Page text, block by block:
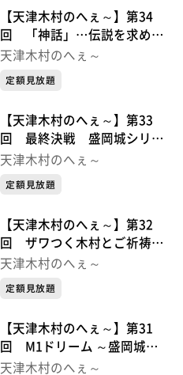
【天津木村のへぇ～】第34
回 「神話」…伝説を求めて
アイヌシリーズ①
天津木村のへぇ～
定額見放題
【天津木村のへぇ～】第33
回 最終決戦 盛岡城シリー
ズ③
天津木村のへぇ～
定額見放題
【天津木村のへぇ～】第32
回 ザワつく木村とご祈祷
と。 盛岡城シリーズ②
天津木村のへぇ～
定額見放題
【天津木村のへぇ～】第31
回 M1ドリーム ～盛岡城シ
リーズ①
天津木村のへぇ～